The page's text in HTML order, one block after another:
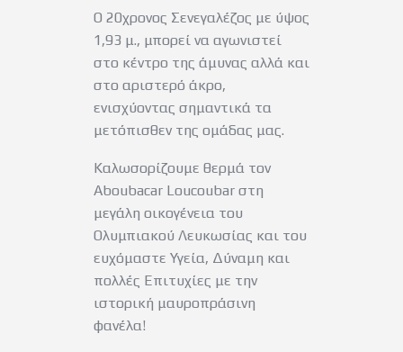
Ο 20χρονος Σενεγαλέζος με ύψος
1,93 μ., μπορεί να αγωνιστεί
στο κέντρο της άμυνας αλλά και
στο αριστερό άκρο,
ενισχύοντας σημαντικά τα
μετόπισθεν της ομάδας μας.
Καλωσορίζουμε θερμά τον
Aboubacar Loucoubar στη
μεγάλη οικογένεια του
Ολυμπιακού Λευκωσίας και του
ευχόμαστε Υγεία, Δύναμη και
πολλές Επιτυχίες με την
ιστορική μαυροπράσινη
φανέλα!